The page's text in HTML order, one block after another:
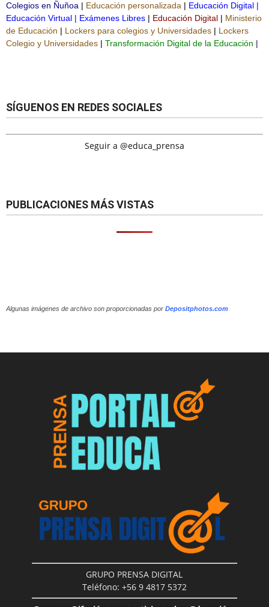
Colegios en Ñuñoa | Educación personalizada | Educación Digital |
Educación Virtual | Exámenes Libres | Educación Digital | Ministerio
de Educación | Lockers para colegios y Universidades | Lockers
Colegio y Universidades | Transformación Digital de la Educación |
SÍGUENOS EN REDES SOCIALES
Seguir a @educa_prensa
PUBLICACIONES MÁS VISTAS
Algunas imágenes de archivo son proporcionadas por Depositphotos.com
GRUPO PRENSA DIGITAL
Teléfono: +56 9 4817 5372